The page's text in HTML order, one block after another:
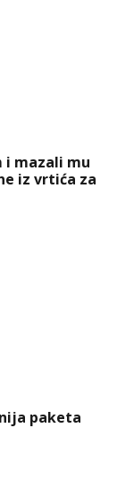
i mazali mu
iz vrtića za
paketa